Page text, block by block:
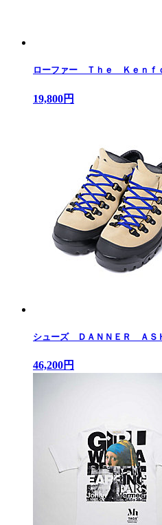
ローファー Ｔｈｅ Ｋｅｎｆ
19,800円
シューズ ＤＡＮＮＥＲ ＡＳ
46,200円